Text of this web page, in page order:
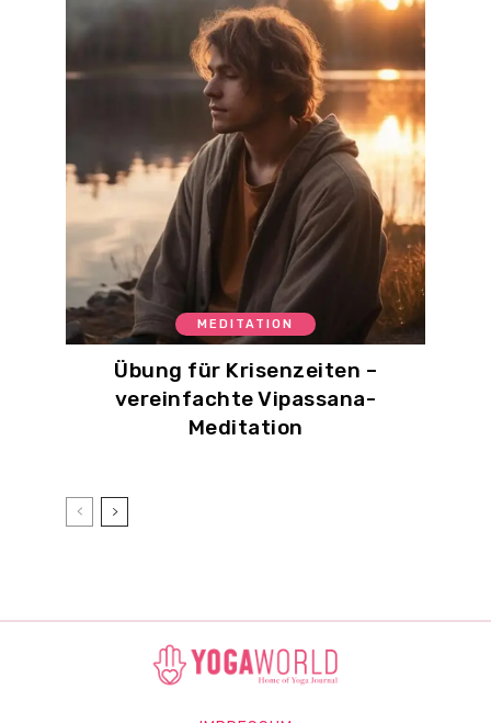
MEDITATION
Übung für Krisenzeiten –
vereinfachte Vipassana-
Meditation